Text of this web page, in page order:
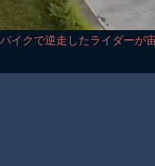
イクで逆走したライダーが